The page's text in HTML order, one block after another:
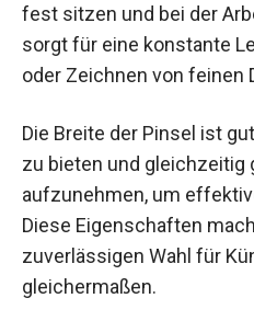
fest sitzen und bei der
sorgt für eine konstante
oder Zeichnen von feinen
Die Breite der Pinsel ist
zu bieten und gleichzeitig
aufzunehmen, um
Diese Eigenschaften
zuverlässigen Wahl für
gleichermaßen.